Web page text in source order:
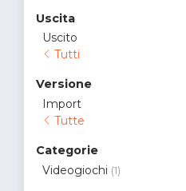
Uscita
Uscito
Tutti
Versione
Import
Tutte
Categorie
Videogiochi (1)